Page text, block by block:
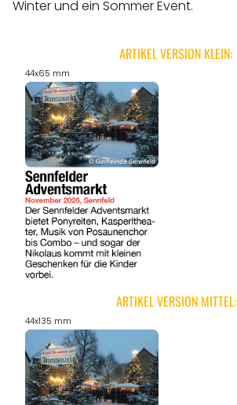
Winter und ein Sommer Event.
ARTIKEL VERSION KLEIN:
44x65 mm
ARTIKEL VERSION MITTEL:
44x135 mm